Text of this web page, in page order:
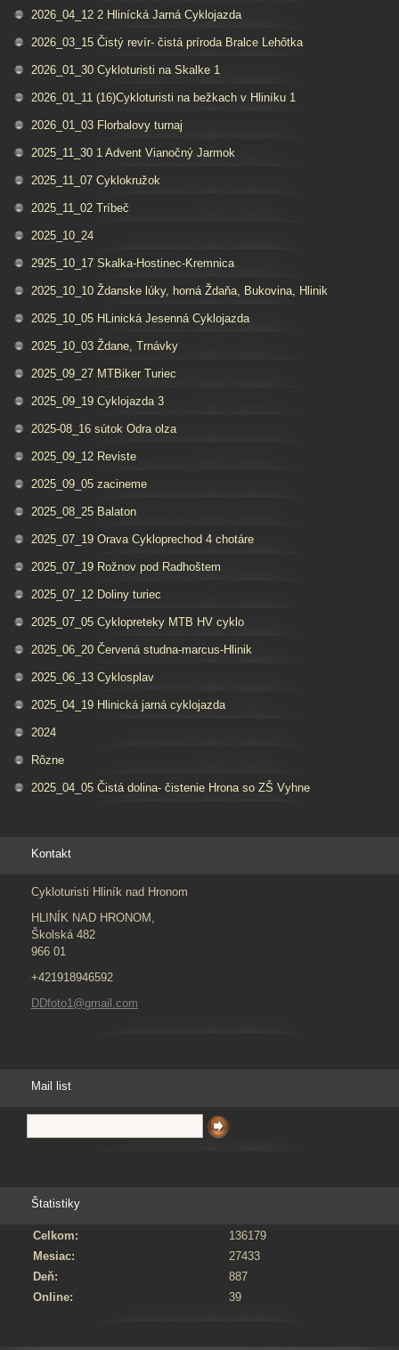
2026_04_12 2 Hlinícká Jarná Cyklojazda
2026_03_15 Čistý revír- čistá príroda Bralce Lehôtka
2026_01_30 Cykloturisti na Skalke 1
2026_01_11 (16)Cykloturisti na bežkach v Hliníku 1
2026_01_03 Florbalovy turnaj
2025_11_30 1 Advent Vianočný Jarmok
2025_11_07 Cyklokružok
2025_11_02 Tríbeč
2025_10_24
2925_10_17 Skalka-Hostinec-Kremnica
2025_10_10 Ždanske lúky, horná Ždaňa, Bukovina, Hlinik
2025_10_05 HLinická Jesenná Cyklojazda
2025_10_03 Ždane, Trnávky
2025_09_27 MTBiker Turiec
2025_09_19 Cyklojazda 3
2025-08_16 sútok Odra olza
2025_09_12 Reviste
2025_09_05 zacineme
2025_08_25 Balaton
2025_07_19 Orava Cykloprechod 4 chotáre
2025_07_19 Rožnov pod Radhoštem
2025_07_12 Doliny turiec
2025_07_05 Cyklopreteky MTB HV cyklo
2025_06_20 Červená studna-marcus-Hlinik
2025_06_13 Cyklosplav
2025_04_19 Hlinická jarná cyklojazda
2024
Rôzne
2025_04_05 Čistá dolina- čistenie Hrona so ZŠ Vyhne
Kontakt
Cykloturisti Hliník nad Hronom
HLINÍK NAD HRONOM,
Školská 482
966 01
+421918946592
DDfoto1@gmail.com
Mail list
Štatistiky
Online: 39
Celkom:
136179
Mesiac:
27433
Deň:
887